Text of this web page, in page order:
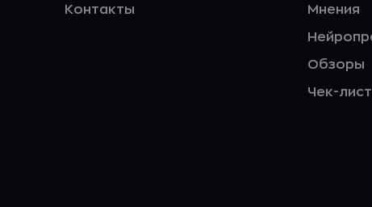
Контакты Мнения
Обзоры
Чек-